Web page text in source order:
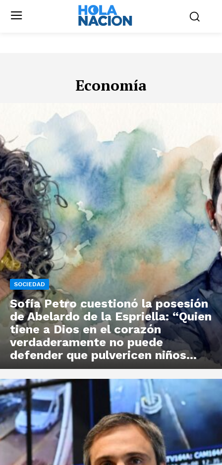
Economía
SOCIEDAD
Sofía Petro cuestionó la posesión
de Abelardo de la Espriella: “Quien
tiene a Dios en el corazón
verdaderamente no puede
defender que pulvericen niños...